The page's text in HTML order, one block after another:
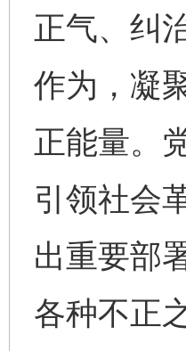
正气、纠
作为，凝
正能量。
引领社会
出重要部
各种不正